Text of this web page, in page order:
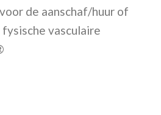
de aanschaf/huur of
vasculaire